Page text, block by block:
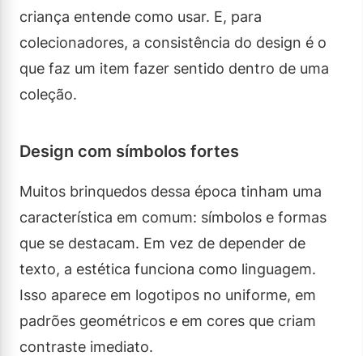
criança entende como usar. E, para
colecionadores, a consistência do design é o
que faz um item fazer sentido dentro de uma
coleção.
Design com símbolos fortes
Muitos brinquedos dessa época tinham uma
característica em comum: símbolos e formas
que se destacam. Em vez de depender de
texto, a estética funciona como linguagem.
Isso aparece em logotipos no uniforme, em
padrões geométricos e em cores que criam
contraste imediato.